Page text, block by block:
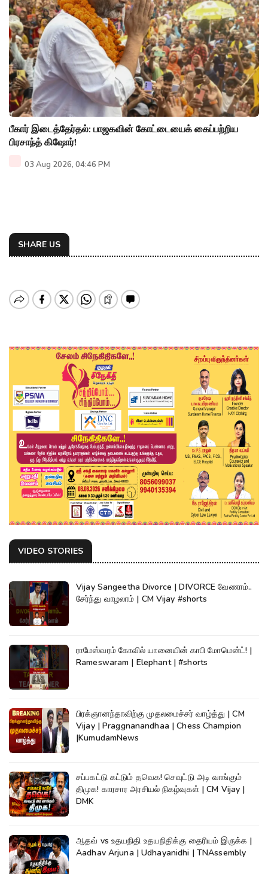
பீகார் இடைத்தேர்தல்: பாஜகவின் கோட்டையைக் கைப்பற்றிய
பிரசாந்த் கிஷோர்!
03 Aug 2026, 04:46 PM
SHARE US
VIDEO STORIES
Vijay Sangeetha Divorce | DIVORCE வேணாம்..
சேர்ந்து வாழலாம் | CM Vijay #shorts
ராமேஸ்வரம் கோவில் யானையின் காபி மோமென்ட்! |
Rameswaram | Elephant | #shorts
பிரக்ஞானந்தாவிற்கு முதலமைச்சர் வாழ்த்து | CM
Vijay | Praggnanandhaa | Chess Champion
|KumudamNews
சப்பகட்டு கட்டும் தவெக! செவுட்டு அடி வாங்கும்
திமுக! காரசார அரசியல் நிகழ்வுகள் | CM Vijay |
DMK
ஆதவ் vs உதயநிதி உதயநிதிக்கு தைரியம் இருக்க |
Aadhav Arjuna | Udhayanidhi | TNAssembly